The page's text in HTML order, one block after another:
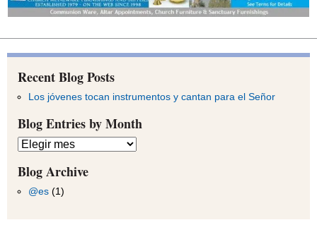
Recent Blog Posts
Los jóvenes tocan instrumentos y cantan para el Señor
Blog Entries by Month
Blog
Entries
by
Month
Blog Archive
@es (1)